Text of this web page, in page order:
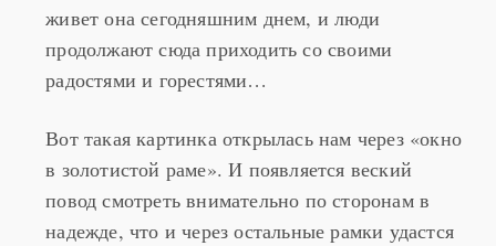
продолжают сюда приходить со своими
радостями и горестями…
в золотистой раме». И появляется веский
повод смотреть внимательно по сторонам в
надежде, что и через остальные рамки удастся
полюбоваться очередным прекрасным